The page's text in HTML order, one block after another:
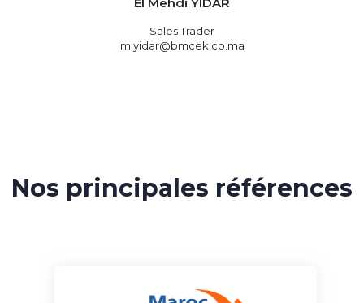
Sales Trader
m.yidar@bmcek.co.ma
Nos principales références